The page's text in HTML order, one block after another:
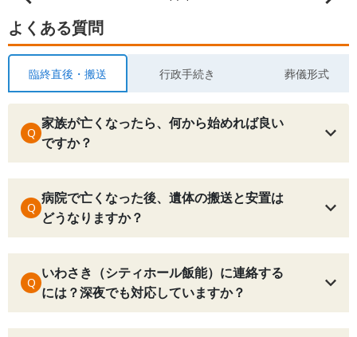
よくある質問
臨終直後・搬送 行政手続き 葬儀形式
Q
家族が亡くなったら、何から始めれば良い
ですか？
Q
病院で亡くなった後、遺体の搬送と安置は
どうなりますか？
Q
いわさき（シティホール飯能）に連絡する
には？深夜でも対応していますか？